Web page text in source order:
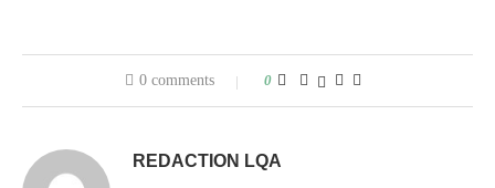
0 comments 0
REDACTION LQA